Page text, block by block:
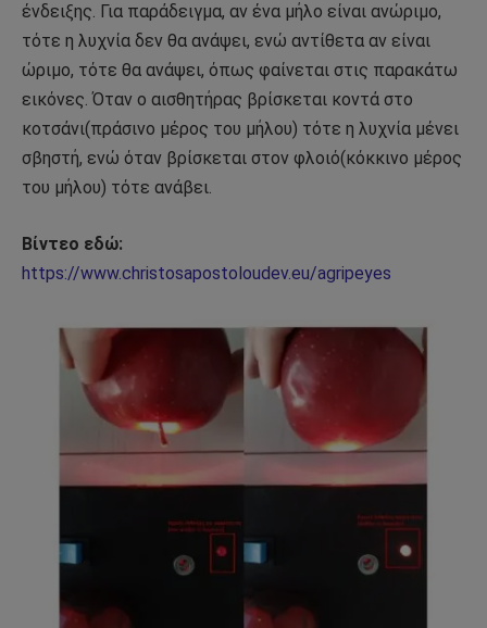
ένδειξης. Για παράδειγμα, αν ένα μήλο είναι ανώριμο,
τότε η λυχνία δεν θα ανάψει, ενώ αντίθετα αν είναι
ώριμο, τότε θα ανάψει, όπως φαίνεται στις παρακάτω
εικόνες. Όταν ο αισθητήρας βρίσκεται κοντά στο
κοτσάνι(πράσινο μέρος του μήλου) τότε η λυχνία μένει
σβηστή, ενώ όταν βρίσκεται στον φλοιό(κόκκινο μέρος
του μήλου) τότε ανάβει.
Βίντεο εδώ:
https://www.christosapostoloudev.eu/agripeyes